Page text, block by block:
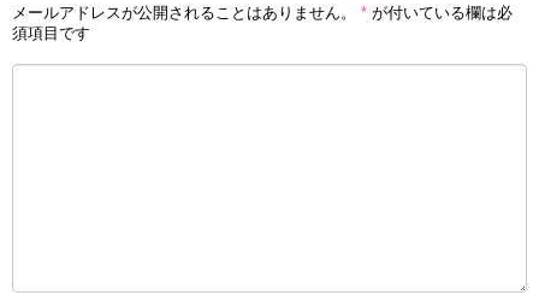
メールアドレスが公開されることはありません。 * が付いている欄は必
須項目です